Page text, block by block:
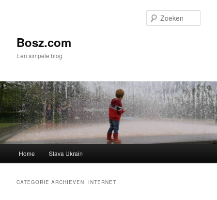
inhoud
inhoudBosz.com
Een simpele blog
Home Slava Ukrain
CATEGORIE ARCHIEVEN: INTERNET